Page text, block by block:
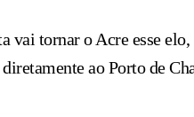
vai tornar o Acre esse
ao Porto de